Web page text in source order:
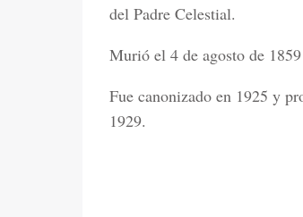
del Padre Celestial.
Murió el 4 de agosto de
Fue canonizado en 1925 y
1929.